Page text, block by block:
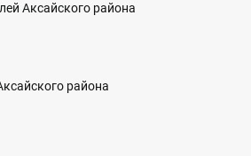
Аксайского района
района